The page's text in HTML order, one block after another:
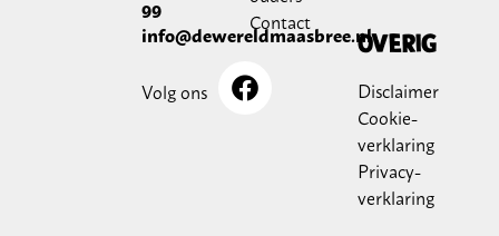
99
info@dewereldmaasbree.nl
Volg ons
Contact
Overig
Disclaimer
Cookie-
verklaring
Privacy-
verklaring